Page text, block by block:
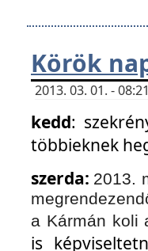
Körök
2013. 03. 01. -
kedd:
többieknek
szerda: 2013.
a Kármán koli
is